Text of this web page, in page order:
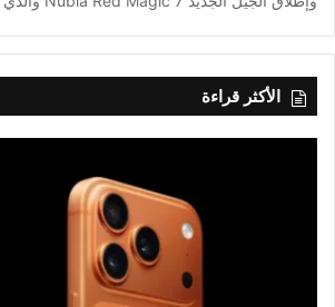
الأكثر قراءة